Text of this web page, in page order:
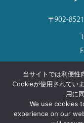
〒902-
当サイトでは利便性
Cookieが使用されてい
用に
We use cookies
experience on our